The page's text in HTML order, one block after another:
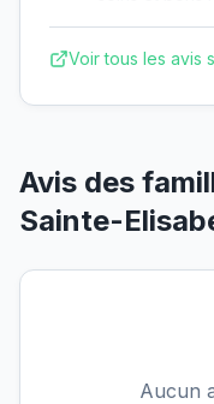
Voir tous les avis
Avis des
Sainte-
Aucun